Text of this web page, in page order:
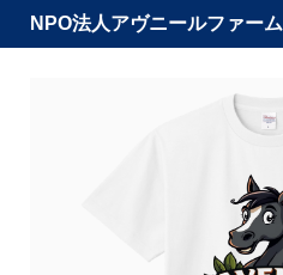
NPO法人アヴニールファーム